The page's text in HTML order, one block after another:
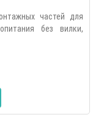
частей для
без вилки,